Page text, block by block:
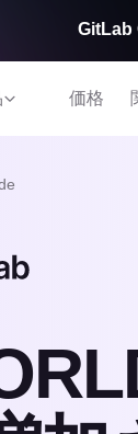
価格
GitLab